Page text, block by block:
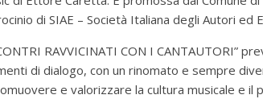
di SIAE – Società Italiana degli Autori ed
RAVVICINATI CON I CANTAUTORI”
di dialogo, con un rinomato e sempre
e valorizzare la cultura musicale e